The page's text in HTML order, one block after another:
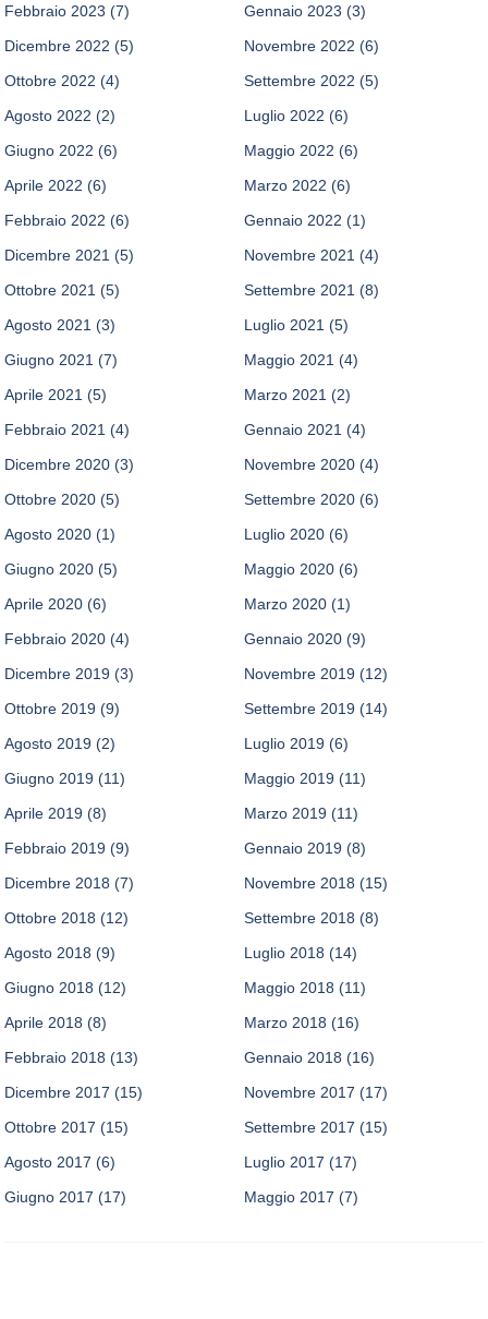
Febbraio 2023 (7) Gennaio 2023 (3)
Dicembre 2022 (5) Novembre 2022 (6)
Ottobre 2022 (4) Settembre 2022 (5)
Agosto 2022 (2) Luglio 2022 (6)
Giugno 2022 (6) Maggio 2022 (6)
Aprile 2022 (6) Marzo 2022 (6)
Febbraio 2022 (6) Gennaio 2022 (1)
Dicembre 2021 (5) Novembre 2021 (4)
Ottobre 2021 (5) Settembre 2021 (8)
Agosto 2021 (3) Luglio 2021 (5)
Giugno 2021 (7) Maggio 2021 (4)
Aprile 2021 (5) Marzo 2021 (2)
Febbraio 2021 (4) Gennaio 2021 (4)
Dicembre 2020 (3) Novembre 2020 (4)
Ottobre 2020 (5) Settembre 2020 (6)
Agosto 2020 (1) Luglio 2020 (6)
Giugno 2020 (5) Maggio 2020 (6)
Aprile 2020 (6) Marzo 2020 (1)
Febbraio 2020 (4) Gennaio 2020 (9)
Dicembre 2019 (3) Novembre 2019 (12)
Ottobre 2019 (9) Settembre 2019 (14)
Agosto 2019 (2) Luglio 2019 (6)
Giugno 2019 (11) Maggio 2019 (11)
Aprile 2019 (8) Marzo 2019 (11)
Febbraio 2019 (9) Gennaio 2019 (8)
Dicembre 2018 (7) Novembre 2018 (15)
Ottobre 2018 (12) Settembre 2018 (8)
Agosto 2018 (9) Luglio 2018 (14)
Giugno 2018 (12) Maggio 2018 (11)
Aprile 2018 (8) Marzo 2018 (16)
Febbraio 2018 (13) Gennaio 2018 (16)
Dicembre 2017 (15) Novembre 2017 (17)
Ottobre 2017 (15) Settembre 2017 (15)
Agosto 2017 (6) Luglio 2017 (17)
Giugno 2017 (17) Maggio 2017 (7)